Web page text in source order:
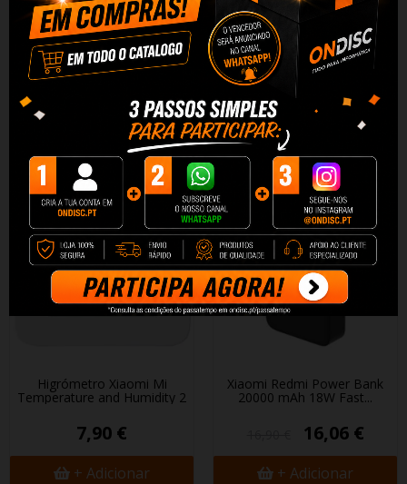
Xiaomi Mi 37W Dual-Port
Carregador de Isqueiro...
10,90 €
+ Adicionar
Xiaomi Carregador 33W
HyperCharge Combo USB
Tipo-A
9,99 € 9,49 €
+ Adicionar
Higrómetro Xiaomi Mi
Temperature and Humidity 2
7,90 €
+ Adicionar
Xiaomi Redmi Power Bank
20000 mAh 18W Fast...
16,06 €
+ Adicionar